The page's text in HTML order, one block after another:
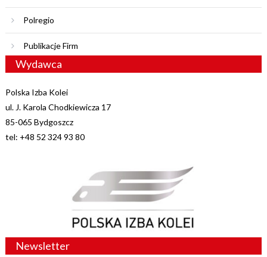
Polregio
Publikacje Firm
Wydawca
Polska Izba Kolei
ul. J. Karola Chodkiewicza 17
85-065 Bydgoszcz
tel: +48 52 324 93 80
Newsletter